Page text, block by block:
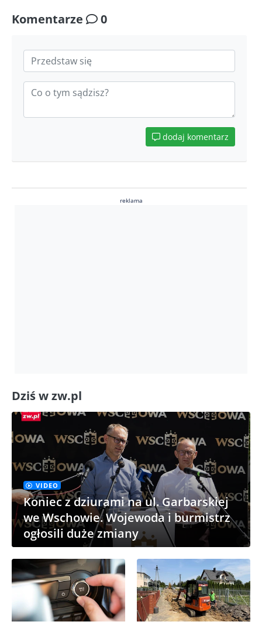
Komentarze 0
dodaj komentarz
reklama
Dziś w zw.pl
VIDEO
Koniec z dziurami na ul. Garbarskiej
we Wschowie. Wojewoda i burmistrz
ogłosili duże zmiany